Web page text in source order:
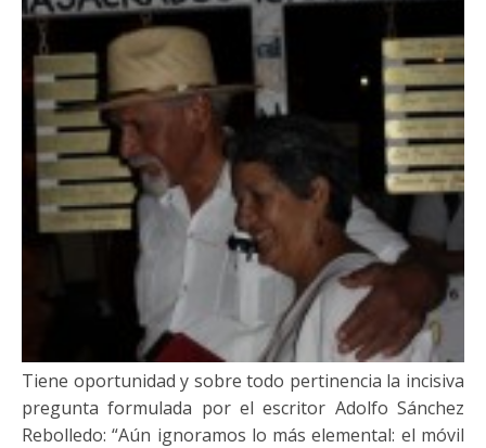
Tiene oportunidad y sobre todo pertinencia la incisiva
pregunta formulada por el escritor Adolfo Sánchez
Rebolledo: “Aún ignoramos lo más elemental: el móvil